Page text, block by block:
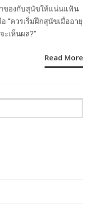
าของกับสุนัขให้แน่นแฟ้น
“ควรเริ่มฝึกสุนัขเมื่ออายุ
ะเห็นผล?”
Read More